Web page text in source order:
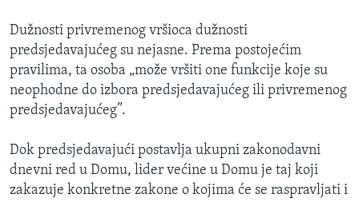
Dužnosti privremenog vršioca dužnosti
predsjedavajućeg su nejasne. Prema postojećim
pravilima, ta osoba „može vršiti one funkcije koje su
neophodne do izbora predsjedavajućeg ili privremenog
predsjedavajućeg”.
Dok predsjedavajući postavlja ukupni zakonodavni
dnevni red u Domu, lider većine u Domu je taj koji
zakazuje konkretne zakone o kojima će se raspravljati i